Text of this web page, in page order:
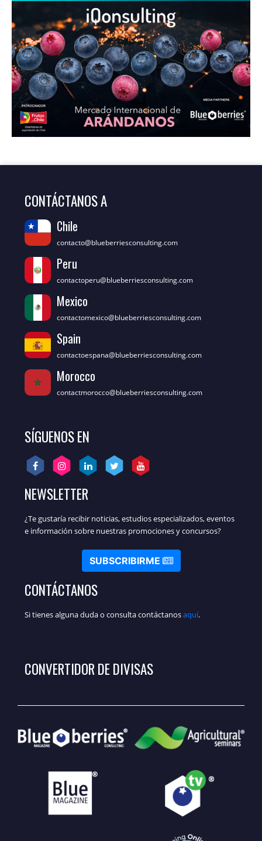
CONTÁCTANOS A
Chile
contacto@blueberriesconsulting.com
Peru
contactoperu@blueberriesconsulting.com
Mexico
contactomexico@blueberriesconsulting.com
Spain
contactoespana@blueberriesconsulting.com
Morocco
contactmorocco@blueberriesconsulting.com
SÍGUENOS EN
NEWSLETTER
¿Te gustaría recibir noticias, estudios especializados, eventos
e información sobre nuestras promociones y concursos?
SUBSCRIBIRME
CONTÁCTANOS
Si tienes alguna duda o consulta contáctanosaquí.
CONVERTIDOR DE DIVISAS